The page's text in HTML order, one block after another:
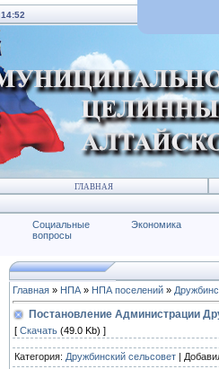
14:52
ГЛАВНАЯ
Социальные
вопросы
Экономика
Главная » НПА » НПА поселений »
Постановление Администрации
[ Скачать (49.0 Kb) ]
Категория: Дружбинский сельсовет |